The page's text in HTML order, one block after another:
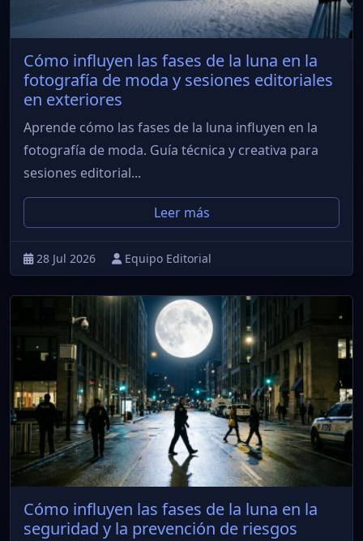
Cómo influyen las fases de la luna en la
fotografía de moda y sesiones editoriales
en exteriores
Aprende cómo las fases de la luna influyen en la
fotografía de moda. Guía técnica y creativa para
sesiones editorial...
Leer más
28 Jul 2026 Equipo Editorial
Cómo influyen las fases de la luna en la
seguridad y la prevención de riesgos